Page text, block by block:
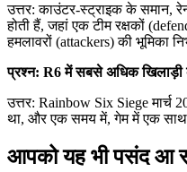
उत्तर: काउंटर-स्ट्राइक के समान,
होती हैं, जहां एक टीम रक्षकों
हमलावरों (attackers) की भूमिका
प्रश्न: R6 में सबसे अधिक
उत्तर: Rainbow Six Siege मार्च
था, और एक समय में, गेम में एक
आपको यह भी पसंद आ